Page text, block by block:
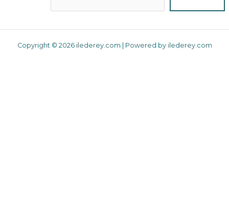
Copyright © 2026 ilederey.com | Powered by ilederey.com